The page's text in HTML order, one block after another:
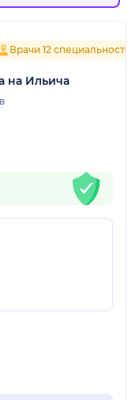
Врачи 12 специальностей
Ильича